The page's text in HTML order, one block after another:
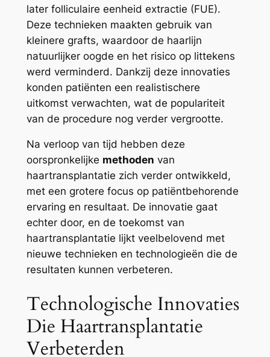
later folliculaire eenheid extractie (FUE).
Deze technieken maakten gebruik van
kleinere grafts, waardoor de haarlijn
natuurlijker oogde en het risico op littekens
werd verminderd. Dankzij deze innovaties
konden patiënten een realistischere
uitkomst verwachten, wat de populariteit
van de procedure nog verder vergrootte.
Na verloop van tijd hebben deze
oorspronkelijke methoden van
haartransplantatie zich verder ontwikkeld,
met een grotere focus op patiëntbehorende
ervaring en resultaat. De innovatie gaat
echter door, en de toekomst van
haartransplantatie lijkt veelbelovend met
nieuwe technieken en technologieën die de
resultaten kunnen verbeteren.
Technologische Innovaties
Die Haartransplantatie
Verbeterden